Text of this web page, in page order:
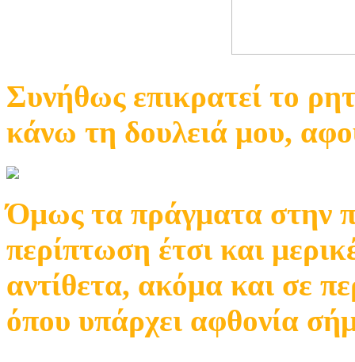
Συνήθως επικρατεί το
κάνω τη δουλειά μου,
Όμως τα πράγματα στην
περίπτωση έτσι και
αντίθετα, ακόμα και σε
όπου υπάρχει αφθονία